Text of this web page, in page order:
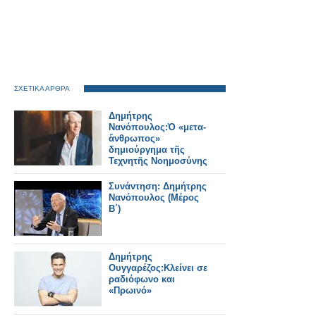
ΣΧΕΤΙΚΑ ΑΡΘΡΑ
Δημήτρης
Νανόπουλος:Ὁ «μετα-
ἄνθρωπος»
δημιούργημα τῆς
Τεχνητῆς Νοημοσύνης
Συνάντηση: Δημήτρης
Νανόπουλος (Μέρος
Β΄)
Δημήτρης
Ουγγαρέζος:Κλείνει σε
ραδιόφωνο και
«Πρωινό»